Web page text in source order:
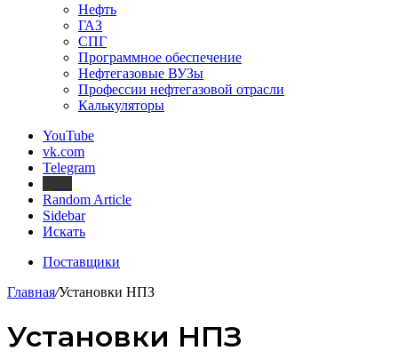
Нефть
ГАЗ
СПГ
Программное обеспечение
Нефтегазовые ВУЗы
Профессии нефтегазовой отрасли
Калькуляторы
YouTube
vk.com
Telegram
Random Article
Sidebar
Искать
Поставщики
Главная/Установки НПЗ
Установки НПЗ